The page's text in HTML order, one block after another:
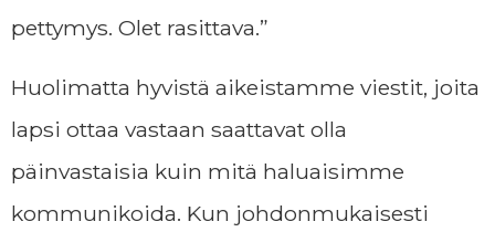
pettymys. Olet rasittava.”
Huolimatta hyvistä aikeistamme viestit, joita
lapsi ottaa vastaan saattavat olla
päinvastaisia kuin mitä haluaisimme
kommunikoida. Kun johdonmukaisesti